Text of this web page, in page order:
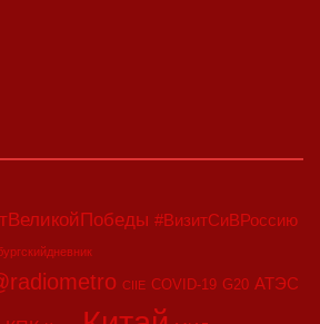
#ВизитСиВРоссию
CIIE COVID-19 G20 АТЭС